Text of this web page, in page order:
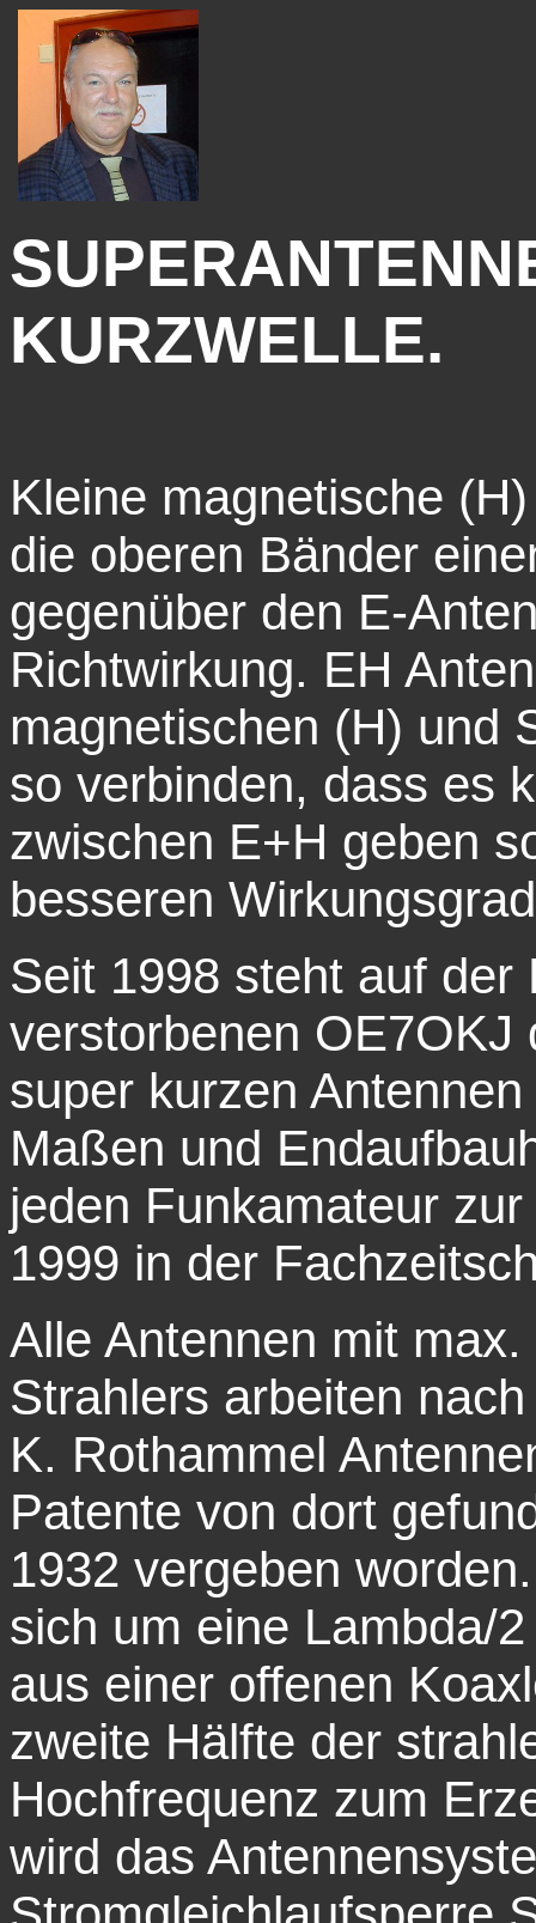
KURZWELLE.
Kleine magnetische
die oberen Bänder
gegenüber den E-
Richtwirkung. EH
magnetischen (H) und
so verbinden, dass es
zwischen E+H geben
besseren
Seit 1998 steht auf der
verstorbenen OE7OKJ
super kurzen
Maßen und
jeden Funkamateur
1999 in der
Alle Antennen mit
Strahlers arbeiten
K. Rothammel
Patente von dort
1932 vergeben
sich um eine Lambda/
aus einer offenen
zweite Hälfte der
Hochfrequenz zum
wird das